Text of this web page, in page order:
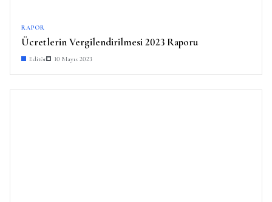
RAPOR
Ücretlerin Vergilendirilmesi 2023 Raporu
Editör 10 Mayıs 2023